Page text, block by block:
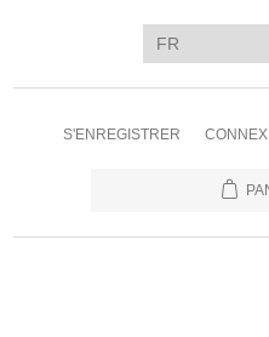
S'ENREGISTRER